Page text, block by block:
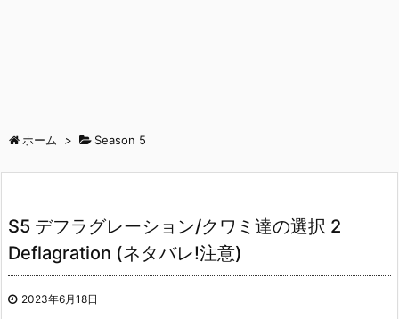
ホーム > Season 5
S5 デフラグレーション/クワミ達の選択 2
Deflagration (ネタバレ!注意)
2023年6月18日